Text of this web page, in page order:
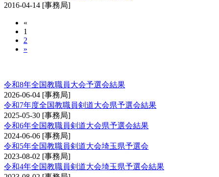
2016-04-14 [事務局]
«
1
2
»
令和8年全国教職員大会予選会結果
2026-06-04 [事務局]
令和7年度全国教職員剣道大会県予選会結果
2025-05-30 [事務局]
令和6年全国教職員剣道大会県予選会結果
2024-06-06 [事務局]
令和5年全国教職員剣道大会埼玉県予選会
2023-08-02 [事務局]
令和4年全国教職員剣道大会埼玉県予選会結果